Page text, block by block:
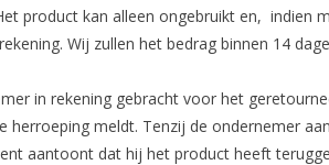
product kan alleen ongebruikt en, indien
Wij zullen het bedrag binnen 14
in rekening gebracht voor het
meldt. Tenzij de ondernemer
aantoont dat hij het product heeft